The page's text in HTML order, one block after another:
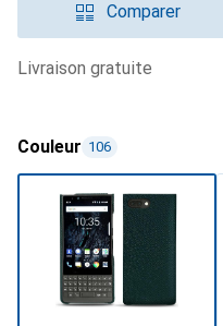
Comparer
livraison gratuite
Couleur 106